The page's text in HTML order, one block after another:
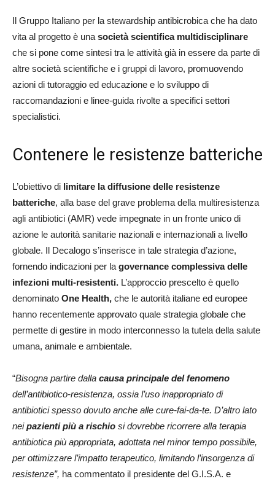
Il Gruppo Italiano per la stewardship antibicrobica che ha dato
vita al progetto è unasocietà scientifica multidisciplinare
che si pone come sintesi tra le attività già in essere da parte di
altre società scientifiche e i gruppi di lavoro, promuovendo
azioni di tutoraggio ed educazione e lo sviluppo di
raccomandazioni e linee-guida rivolte a specifici settori
specialistici.
Contenere le resistenze batteriche
L’obiettivo di limitare la diffusione delle resistenze
batteriche, alla base del grave problema della multiresistenza
agli antibiotici (AMR) vede impegnate in un fronte unico di
azione le autorità sanitarie nazionali e internazionali a livello
globale. Il Decalogo s’inserisce in tale strategia d’azione,
fornendo indicazioni per lagovernance complessiva delle
infezioni multi-resistenti. L’approccio prescelto è quello
denominato One Health, che le autorità italiane ed europee
hanno recentemente approvato quale strategia globale che
permette di gestire in modo interconnesso la tutela della salute
umana, animale e ambientale.
“Bisogna partire dalla causa principale del fenomeno
dell’antibiotico-resistenza, ossia l’uso inappropriato di
antibiotici spesso dovuto anche alle cure-fai-da-te. D’altro lato
neipazienti più a rischio si dovrebbe ricorrere alla terapia
antibiotica più appropriata, adottata nel minor tempo possibile,
per ottimizzare l’impatto terapeutico, limitando l’insorgenza di
resistenze”, ha commentato il presidente del G.I.S.A. e